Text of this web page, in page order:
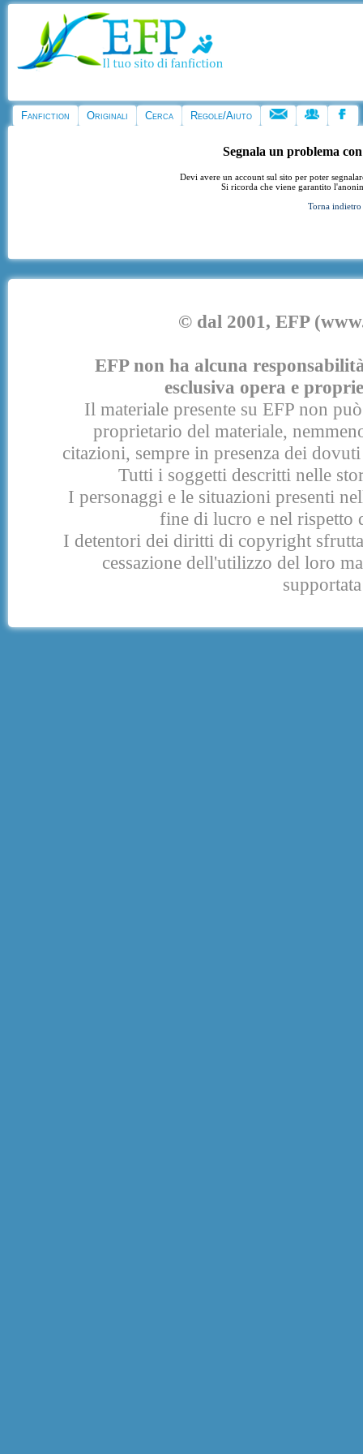
Fanfiction Originali Cerca Regole/Aiuto
Segnala un problema
Devi avere un account sul sito per poter
Si ricorda che viene garantito
Torna indietro
© dal 2001, EFP
EFP non ha alcuna
esclusiva opera e
Il materiale presente su EFP non
proprietario del materiale,
citazioni, sempre in presenza dei
Tutti i soggetti descritti nelle
I personaggi e le situazioni presenti
fine di lucro e nel rispetto
I detentori dei diritti di copyright
cessazione dell'utilizzo del loro